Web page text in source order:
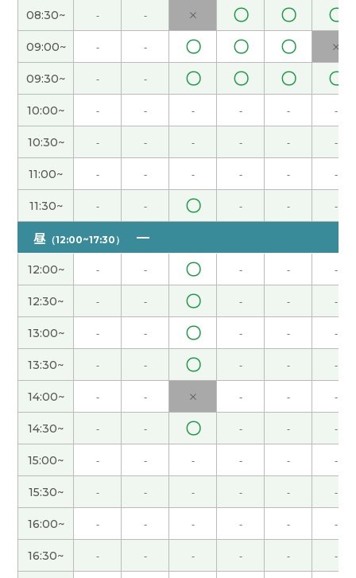
的话，我打算在家好好休息。
( 女性 )
下次见!( 女性 )
是啊。年纪越来越大，我觉得时间过得越来越快。
女性 )
今天谢谢你：）
外面非常热，但是我的办公室有点儿冷，因为空调
开得很大。
愉快的交谈。 谢谢！ ( 40代 男性 )
我做的菜很简单，用不了三十分钟。哈哈( 女性 )
谢谢！！
今天我也上班，时间和平日一样。 ( 女性 )
いつも楽しく話していただきありがとうございま
す！( 40代 男性 )
我打算一直在家,因为我不喜欢去人太多的地方。(
女性 )
还是你要参加义务活动吗?( 女性 )
08:30~ - - × 〇 〇 〇
09:00~ - - 〇 〇 〇 ×
09:30~ - - 〇 〇 〇 〇
10:00~ - - - - - -
10:30~ - - - - - -
11:00~ - - - - - -
11:30~ - - 〇 - - -
昼 （12:00~17:30）
12:00~ - - 〇 - - -
12:30~ - - 〇 - - -
13:00~ - - 〇 - - -
13:30~ - - 〇 - - -
14:00~ - - × - - -
14:30~ - - 〇 - - -
15:00~ - - - - - -
15:30~ - - - - - -
16:00~ - - - - - -
16:30~ - - - - - -